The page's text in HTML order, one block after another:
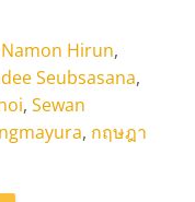
Namon Hirun,
Seubsasana,
, Sewan
, กฤษฎา